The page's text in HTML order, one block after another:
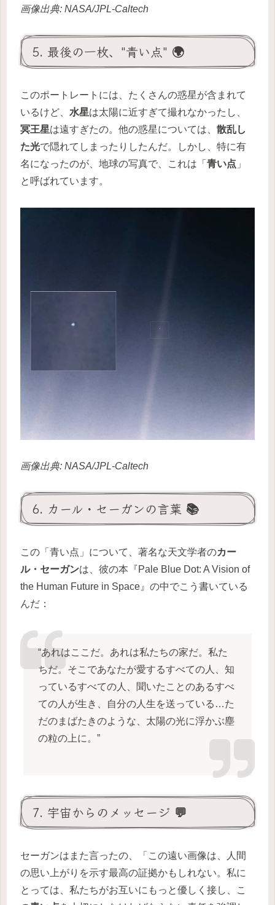
画像出典: NASA/JPL-Caltech
5. 最後の一枚、"青い点" 🌍
このポートレートには、たくさんの惑星が含まれて
いるけど、 水星は太陽に近すぎて撮れなかったし、
冥王星は遠すぎたの。他の惑星については、 散乱し
た光で隠れてしまったりしたんだ。しかし、特に有
名になったのが、地球の写真で、これは「 青い点 」
と呼ばれています。
画像出典: NASA/JPL-Caltech
6. カール・セーガンの言葉 📚
この「青い点」について、著名な天文学者のカー
ル・セーガンは、彼の本『Pale Blue Dot: A Vision of
the Human Future in Space』の中でこう書いている
んだ：
“あれはここだ。あれは私たちの家だ。私た
ちだ。そこであなたが愛するすべての人、知
っているすべての人、聞いたことのあるすべ
ての人が生き、自分の人生を送っている…た
だのまばたきのような、太陽の光に浮かぶ塵
の粒の上に。”
7. 宇宙からのメッセージ 💬
セーガンはまた言ったの、「この遠い画像は、人間
の思い上がりを示す最高の証拠かもしれない。私に
とっては、私たちがお互いにもっと優しく接し、こ